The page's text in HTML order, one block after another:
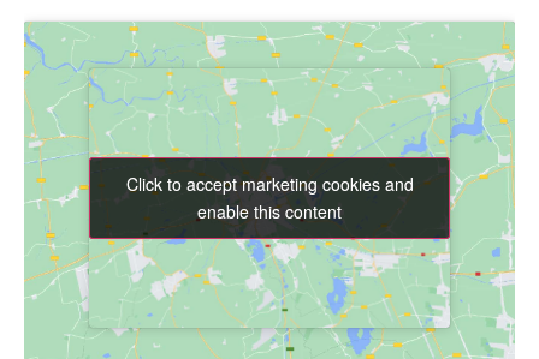
Click to accept marketing cookies and
enable this content
Click to accept marketing cookies and
enable this content